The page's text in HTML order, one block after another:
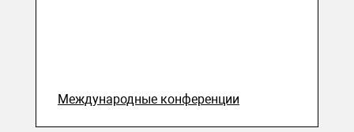
Международные конференции